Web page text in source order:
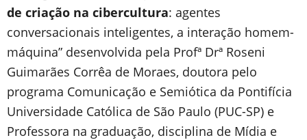
de criação na cibercultura: agentes
conversacionais inteligentes, a interação homem-
máquina” desenvolvida pela Profª Drª Roseni
Guimarães Corrêa de Moraes, doutora pelo
programa Comunicação e Semiótica da Pontifícia
Universidade Católica de São Paulo (PUC-SP) e
Professora na graduação, disciplina de Mídia e